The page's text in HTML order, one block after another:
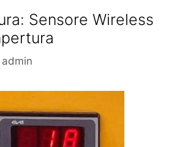
Sensore Wireless
admin